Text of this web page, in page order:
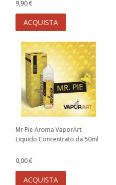
9,90 €
ACQUISTA
Mr Pie Aroma VaporArt
Liquido Concentrato da 50ml
0,00 €
ACQUISTA